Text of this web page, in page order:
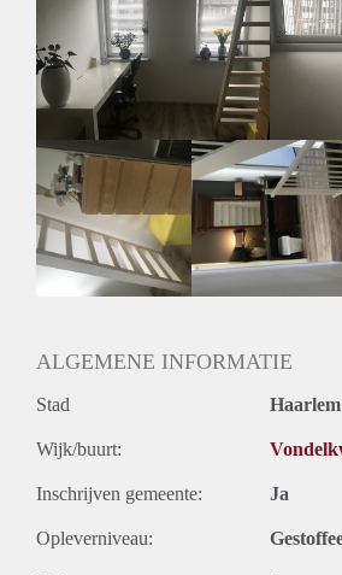
ALGEMENE INFORMATIE
Stad Haarlem
Wijk/buurt:
Inschrijven gemeente: Ja
Opleverniveau: